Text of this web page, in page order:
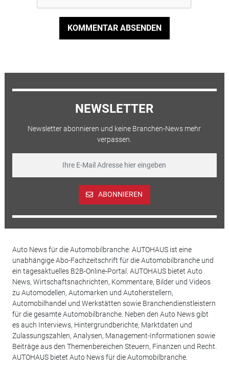
KOMMENTAR ABSENDEN
NEWSLETTER
Newsletter abonnieren und keine Branchen-News mehr
verpassen.
ABONNIEREN
Auto News für die Automobilbranche: AUTOHAUS ist eine
unabhängige Abo-Fachzeitschrift für die Automobilbranche und
ein tagesaktuelles B2B-Online-Portal. AUTOHAUS bietet Auto
News, Wirtschaftsnachrichten, Kommentare, Bilder und Videos
zu Automodellen, Automarken und Autoherstellern,
Automobilhandel und Werkstätten sowie Branchendienstleistern
für die gesamte Automobilbranche. Neben den Auto News gibt
es auch Interviews, Hintergrundberichte, Marktdaten und
Zulassungszahlen, Analysen, Management-Informationen sowie
Beiträge aus den Themenbereichen Steuern, Finanzen und Recht.
AUTOHAUS bietet Auto News für die Automobilbranche.